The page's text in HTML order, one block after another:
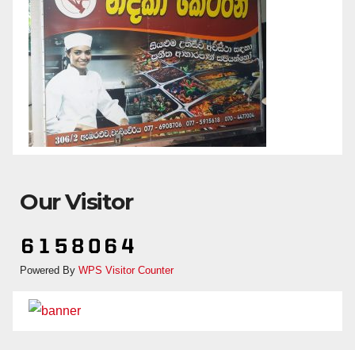
Our Visitor
Powered By WPS Visitor Counter